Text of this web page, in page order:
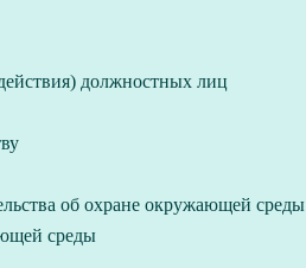
должностных лиц
об охране окружающей среды
среды